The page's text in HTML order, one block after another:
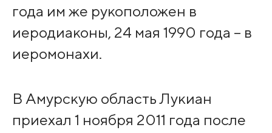
года им же рукоположен в
иеродиаконы, 24 мая 1990 года – в
иеромонахи.
В Амурскую область Лукиан
приехал 1 ноября 2011 года после